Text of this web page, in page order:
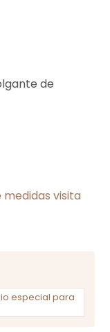
de
visita
especial para